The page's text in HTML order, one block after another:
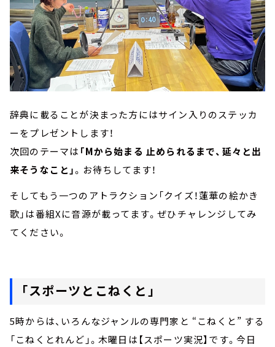
辞典に載ることが決まった方にはサイン入りのステッカ
ーをプレゼントします！
次回のテーマは 「Mから始まる 止められるまで、延々と出
来そうなこと」。お待ちしてます！
そしてもう一つのアトラクション「クイズ！蓮華の絵かき
歌」は番組Xに音源が載ってます。ぜひチャレンジしてみ
てください。
「スポーツとこねくと」
5時からは、いろんなジャンルの専門家と “こねくと” する
「こねくとれんど」。木曜日は【スポーツ実況】です。今日